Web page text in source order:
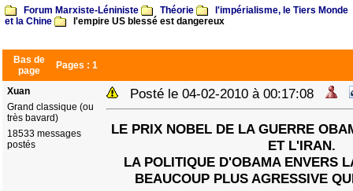
Forum Marxiste-Léniniste Théorie
l'impérialisme, le Tiers Monde
et la Chine
l'empire US blessé est dangereux
Bas de
page
Pages : 1
Xuan
Grand classique (ou
très bavard)
18533 messages
postés
Posté le 04-02-2010 à 00:17:08
LE PRIX NOBEL DE LA GUERRE
ET L'IRAN.
LA POLITIQUE D'OBAMA ENVERS
BEAUCOUP PLUS AGRESSIVE